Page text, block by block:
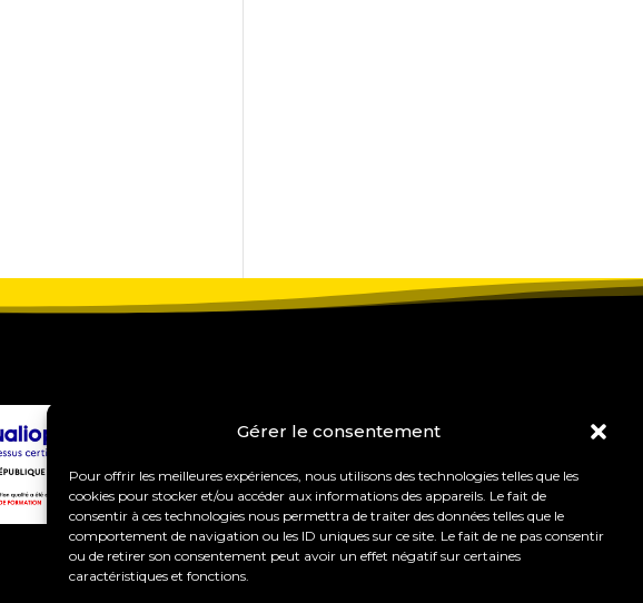
Gérer le consentement
Pour offrir les meilleures expériences, nous utilisons des technologies telles que les
cookies pour stocker et/ou accéder aux informations des appareils. Le fait de
consentir à ces technologies nous permettra de traiter des données telles que le
comportement de navigation ou les ID uniques sur ce site. Le fait de ne pas consentir
ou de retirer son consentement peut avoir un effet négatif sur certaines
caractéristiques et fonctions.